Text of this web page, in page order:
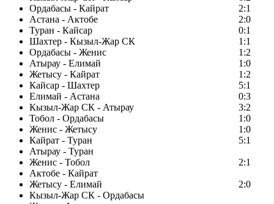
Ордабасы - Кайрат
2:1
Астана - Актобе
2:0
Туран - Кайсар
0:1
Шахтер - Кызыл-Жар СК
1:1
Ордабасы - Женис
1:2
Атырау - Елимай
1:0
Жетысу - Кайрат
1:2
Кайсар - Шахтер
5:1
Елимай - Астана
0:3
Кызыл-Жар СК - Атырау
3:2
Тобол - Ордабасы
1:0
Женис - Жетысу
1:0
Кайрат - Туран
5:1
Атырау - Туран
Женис - Тобол
2:1
Актобе - Кайрат
Жетысу - Елимай
2:0
Кызыл-Жар СК - Ордабасы